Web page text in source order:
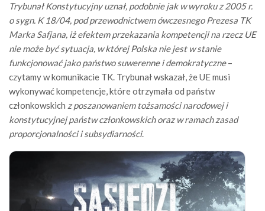
Trybunał Konstytucyjny uznał, podobnie jak w wyroku z 2005 r.
o sygn. K 18/04, pod przewodnictwem ówczesnego Prezesa TK
Marka Safjana, iż efektem przekazania kompetencji na rzecz UE
nie może być sytuacja, w której Polska nie jest w stanie
funkcjonować jako państwo suwerenne i demokratyczne–
czytamy w komunikacie TK. Trybunał wskazał, że UE musi
wykonywać kompetencje, które otrzymała od państw
członkowskich z poszanowaniem tożsamości narodowej i
konstytucyjnej państw członkowskich oraz w ramach zasad
proporcjonalności i subsydiarności.